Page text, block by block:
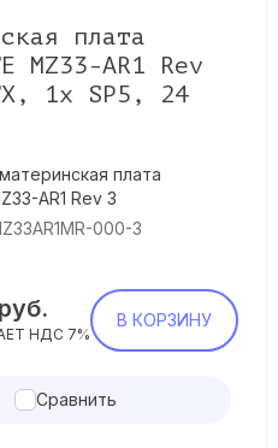
плата
MZ33-AR1 Rev
1x SP5, 24
плата
AR1 Rev 3
000-3
руб.
НДС 7%
В КОРЗИНУ
Сравнить